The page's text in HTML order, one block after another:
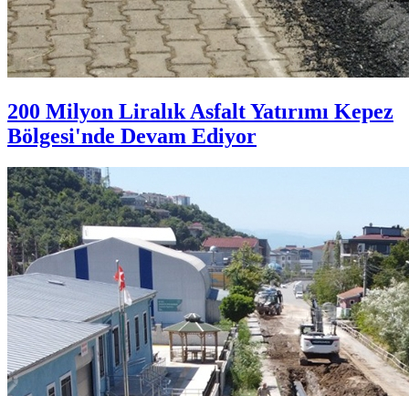
200 Milyon Liralık Asfalt Yatırımı Kepez
Bölgesi'nde Devam Ediyor